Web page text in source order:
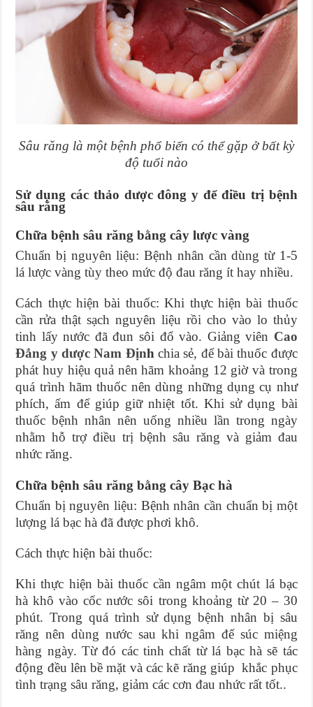
Sâu răng là một bệnh phổ biến có thể gặp ở bất kỳ
độ tuổi nào
Sử dụng các thảo dược đông y để điều trị bệnh
sâu răng
Chữa bệnh sâu răng bằng cây lược vàng
Chuẩn bị nguyên liệu: Bệnh nhân cần dùng từ 1-5
lá lược vàng tùy theo mức độ đau răng ít hay nhiều.
Cách thực hiện bài thuốc:Khi thực hiện bài thuốc
cần rửa thật sạch nguyên liệu rồi cho vào lo thủy
tinh lấy nước đã đun sôi đổ vào. Giảng viên Cao
Đẳng y dược Nam Định chia sẻ, để bài thuốc được
phát huy hiệu quả nên hãm khoảng 12 giờ và trong
quá trình hãm thuốc nên dùng những dụng cụ như
phích, ấm để giúp giữ nhiệt tốt. Khi sử dụng bài
thuốc bệnh nhân nên uống nhiều lần trong ngày
nhằm hỗ trợ điều trị bệnh sâu răng và giảm đau
nhức răng.
Chữa bệnh sâu răng bằng cây Bạc hà
Chuẩn bị nguyên liệu: Bệnh nhân cần chuẩn bị một
lượng lá bạc hà đã được phơi khô.
Cách thực hiện bài thuốc:
Khi thực hiện bài thuốc cần ngâm một chút lá bạc
hà khô vào cốc nước sôi trong khoảng từ 20 – 30
phút. Trong quá trình sử dụng bệnh nhân bị sâu
răng nên dùng nước sau khi ngâm để súc miệng
hàng ngày. Từ đó các tinh chất từ lá bạc hà sẽ tác
động đều lên bề mặt và các kẽ răng giúp khắc phục
tình trạng sâu răng, giảm các cơn đau nhức rất tốt..